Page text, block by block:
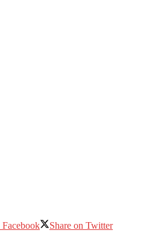
Facebook
Share on Twitter